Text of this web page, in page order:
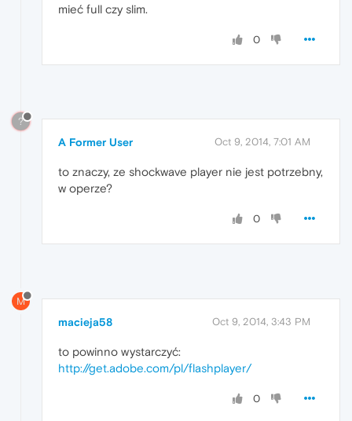
mieć full czy slim.
0
?
A Former User Oct 9, 2014, 7:01 AM
to znaczy, ze shockwave player nie jest potrzebny,
w operze?
0
M
macieja58 Oct 9, 2014, 3:43 PM
to powinno wystarczyć:
http://get.adobe.com/pl/flashplayer/
0